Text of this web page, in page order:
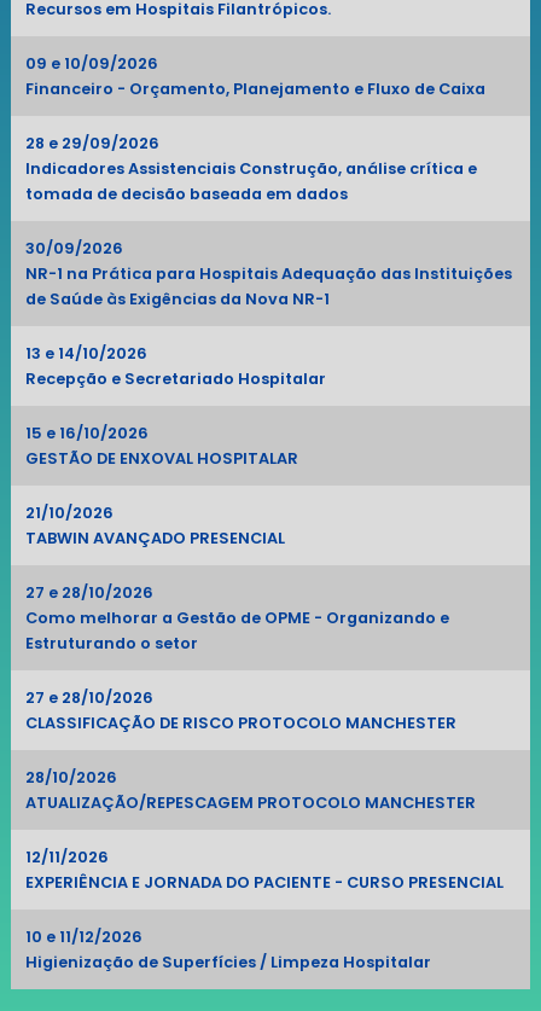
Recursos em Hospitais Filantrópicos.
09 e 10/09/2026
Financeiro - Orçamento, Planejamento e Fluxo de Caixa
28 e 29/09/2026
Indicadores Assistenciais Construção, análise crítica e
tomada de decisão baseada em dados
30/09/2026
NR-1 na Prática para Hospitais Adequação das Instituições
de Saúde às Exigências da Nova NR-1
13 e 14/10/2026
Recepção e Secretariado Hospitalar
15 e 16/10/2026
GESTÃO DE ENXOVAL HOSPITALAR
21/10/2026
TABWIN AVANÇADO PRESENCIAL
27 e 28/10/2026
Como melhorar a Gestão de OPME - Organizando e
Estruturando o setor
27 e 28/10/2026
CLASSIFICAÇÃO DE RISCO PROTOCOLO MANCHESTER
28/10/2026
ATUALIZAÇÃO/REPESCAGEM PROTOCOLO MANCHESTER
12/11/2026
EXPERIÊNCIA E JORNADA DO PACIENTE - CURSO PRESENCIAL
10 e 11/12/2026
Higienização de Superfícies / Limpeza Hospitalar